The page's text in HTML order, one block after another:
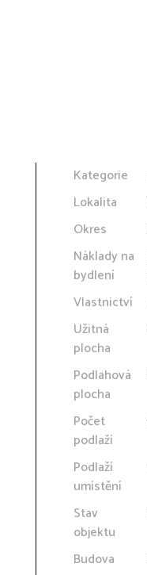
Kategorie
Lokalita
Okres
Náklady na
bydlení
Vlastnictví
Užitná
plocha
Podlahová
plocha
Počet
podlaží
Podlaží
umístění
Stav
objektu
Budova